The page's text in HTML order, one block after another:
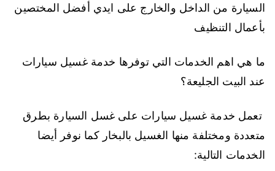
السيارة من الداخل والخارج على ايدي أفضل المختصين
بأعمال التنظيف
ما هي اهم الخدمات التي توفرها خدمة غسيل سيارات
عند البيت الجليعة؟
تعمل خدمة غسيل سيارات على غسل السيارة بطرق
متعددة ومختلفة منها الغسيل بالبخار كما نوفر أيضا
الخدمات التالية: